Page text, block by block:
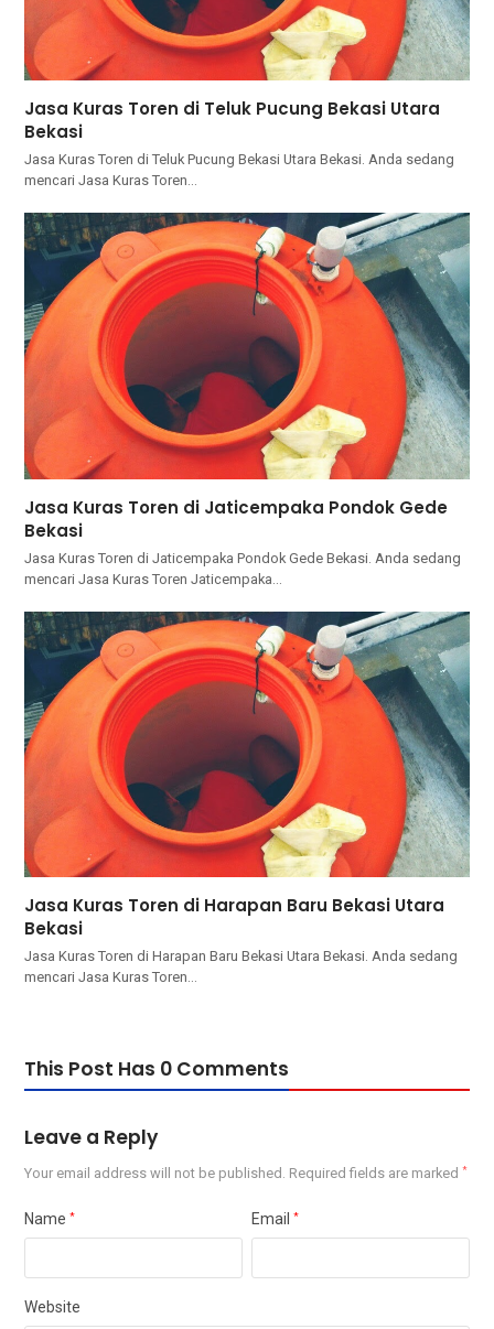
Jasa Kuras Toren di Teluk Pucung Bekasi Utara
Bekasi
Jasa Kuras Toren di Teluk Pucung Bekasi Utara Bekasi. Andа ѕеdаng
mencari Jasa Kuras Toren…
Jasa Kuras Toren di Jaticempaka Pondok Gede
Bekasi
Jasa Kuras Toren di Jaticempaka Pondok Gede Bekasi. Andа ѕеdаng
mencari Jasa Kuras Toren Jaticempaka…
Jasa Kuras Toren di Harapan Baru Bekasi Utara
Bekasi
Jasa Kuras Toren di Harapan Baru Bekasi Utara Bekasi. Andа ѕеdаng
mencari Jasa Kuras Toren…
This Post Has 0 Comments
Leave a Reply
Your email address will not be published. Required fields are marked*
Name* Email*
Website